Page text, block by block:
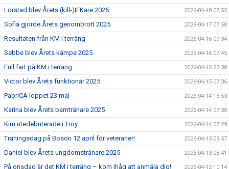
Lörstad blev Årets (kill-)IFKare 2025 2026-04-18 07:55
Sofia gjorde Årets genombrott 2025 2026-04-17 07:50
Resultaten från KM i terräng 2026-04-16 09:34
Sebbe blev Årets kämpe 2025 2026-04-16 07:45
Full fart på KM i terräng 2026-04-15 23:38
Victor blev Årets funktionär 2025 2026-04-15 07:36
PaprICA loppet 23 maj 2026-04-14 13:53
Karina blev Årets barntränare 2025 2026-04-14 07:30
Kim utedebuterade i Troy 2026-04-14 07:29
Träningsdag på Bosön 12 april för veteraner! 2026-04-13 09:57
Daniel blev Årets ungdomstränare 2025 2026-04-13 08:41
På onsdag är det KM i terräng – kom ihåg att anmäla dig! 2026-04-12 10:14